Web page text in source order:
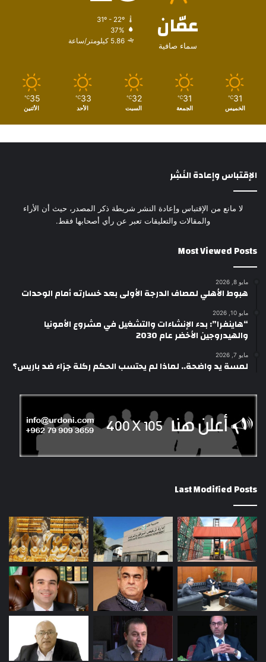
عمّان
سماء صافية
31º - 22º
37%
5.86 كيلومتر/ساعة
31
℃
الخميس
31
℃
الجمعة
32
℃
السبت
33
℃
الأحد
35
℃
الأثنين
الإقتباس وإعادة النَشِر
لا مانع من الإقتباس وإعادة النشر شريطة ذكر المصدر، حيث أن الأراء
والمقالات والتعليقات تعبر عن رأي أصحابها فقط.
Most Viewed Posts
مايو 8, 2026
هبوط الأهلي لمصاف الدرجة الأولى بعد خسارته أمام الوحدات
مايو 10, 2026
“هاينفرا”: بدء الإنشاءات والتشغيل في مشروع الأمونيا
والهيدروجين الأخضر عام 2030
مايو 7, 2026
لمسة يد واضحة.. لماذا لم يحتسب الحكم ركلة جزاء ضد باريس؟
Last Modified Posts